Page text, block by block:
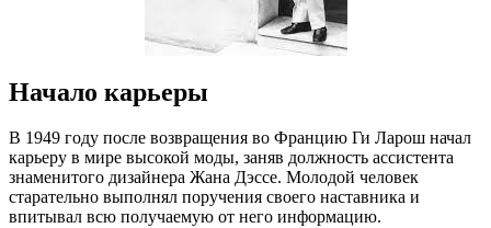
Начало карьеры
В 1949 году после возвращения во Францию Ги Ларош начал
карьеру в мире высокой моды, заняв должность ассистента
знаменитого дизайнера Жана Дэссе. Молодой человек
старательно выполнял поручения своего наставника и
впитывал всю получаемую от него информацию.